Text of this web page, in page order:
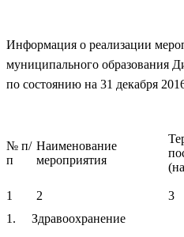
Информация о реализации
муниципального образования
по состоянию на 31 декабря
№ п/
п
Наименование
мероприятия
1
2 3
1. Здравоохранение